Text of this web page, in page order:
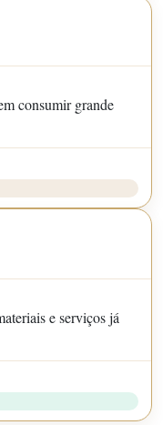
consumir grande
e serviços já